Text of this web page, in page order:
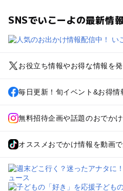
SNSでいこーよの最新情
お役立ち情報やお得な情報を
毎日更新！旬イベント&お得情
無料招待企画や話題のおでか
オススメおでかけ情報を動画で